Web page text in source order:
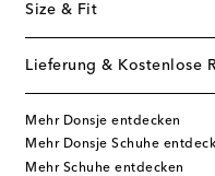
Size & Fit
Lieferung & Kostenlose
Mehr Donsje entdecken
Mehr Donsje Schuhe
Mehr Schuhe entdecken